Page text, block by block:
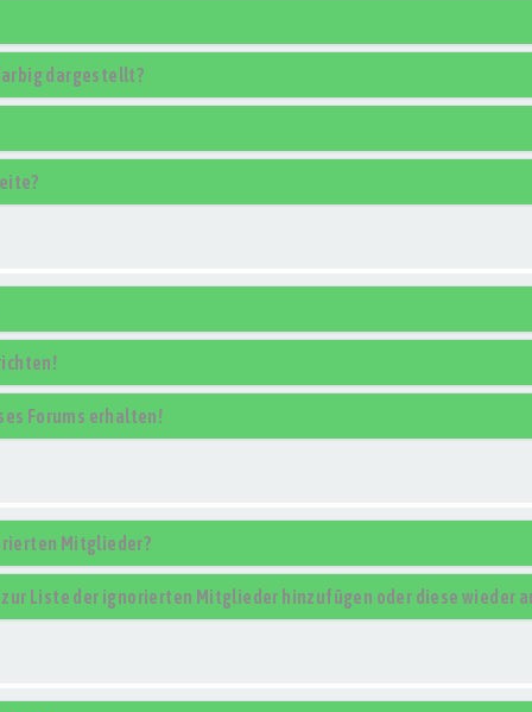
dargestellt?
Forums erhalten!
Mitglieder?
Liste der ignorierten Mitglieder hinzufügen oder diese wieder